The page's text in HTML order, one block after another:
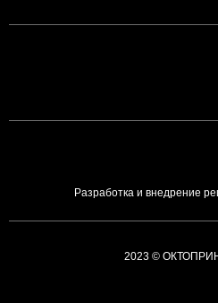
Разработка и внедрение
2023 ©